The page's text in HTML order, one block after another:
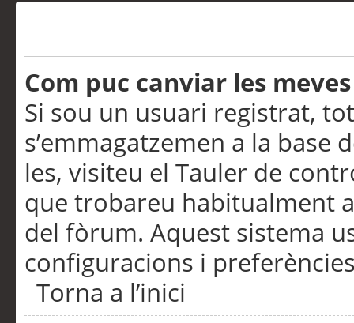
Com puc canviar les
Si sou un usuari registrat,
s’emmagatzemen a la
les, visiteu el Tauler de
que trobareu habitualment
del fòrum. Aquest sistema
configuracions i
Torna a l’inici